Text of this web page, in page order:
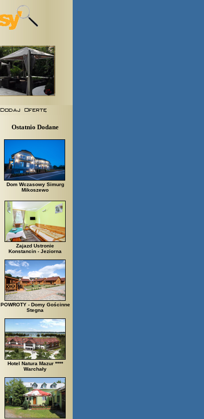
Ostatnio Dodane
Dom Wczasowy Simurg
Mikoszewo
Zajazd Ustronie
Konstancin - Jeziorna
POWROTY - Domy Gościnne
Stegna
Hotel Natura Mazur ****
Warchały